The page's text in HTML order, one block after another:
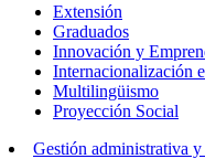
Extensión
Graduados
Innovación y
Internacionalización
Multilingüismo
Proyección Social
Gestión administrativa